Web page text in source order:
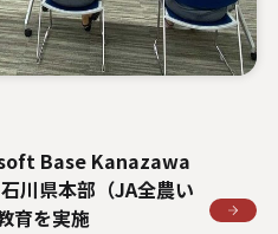
Base Kanazawa
川県本部（JA全農い
育を実施